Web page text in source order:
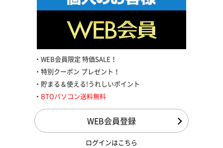
WEB会員限定 特価SALE！
特別クーポン プレゼント！
貯まる＆使える!うれしいポイント
BTOパソコン送料無料
WEB会員登録
ログインはこちら